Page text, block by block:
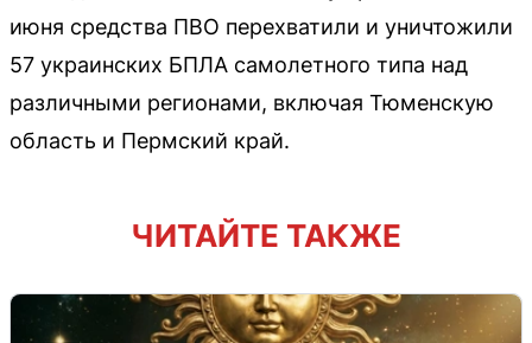
июня средства ПВО перехватили и уничтожили
57 украинских БПЛА самолетного типа над
различными регионами, включая Тюменскую
область и Пермский край.
ЧИТАЙТЕ ТАКЖЕ